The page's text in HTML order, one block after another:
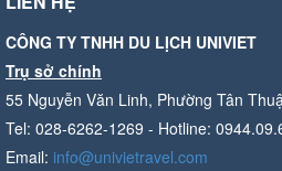
CÔNG TY TNHH DU LỊCH UNIVIET
Trụ sở chính
55 Nguyễn Văn Linh, Phường Tân
Tel: 028-6262-1269 - Hotline:
Email: info@univietravel.com